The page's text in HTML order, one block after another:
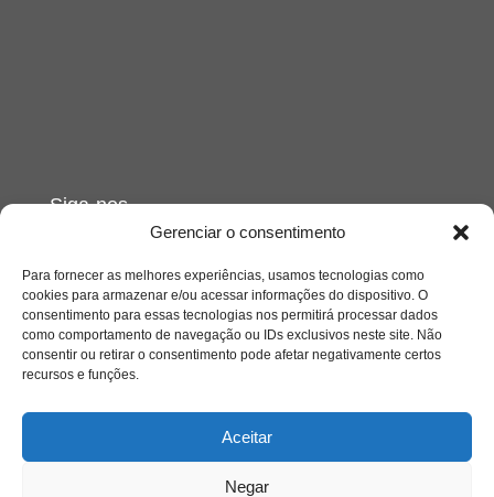
Gerenciar o consentimento
Para fornecer as melhores experiências, usamos tecnologias como
cookies para armazenar e/ou acessar informações do dispositivo. O
consentimento para essas tecnologias nos permitirá processar dados
como comportamento de navegação ou IDs exclusivos neste site. Não
consentir ou retirar o consentimento pode afetar negativamente certos
recursos e funções.
Aceitar
Negar
Siga-nos